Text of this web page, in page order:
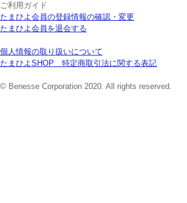
ご利用ガイド
たまひよ会員の登録情報の確認・変更
たまひよ会員を退会する
個人情報の取り扱いについて
たまひよSHOP 特定商取引法に関する表記
© Benesse Corporation 2020. All rights reserved.